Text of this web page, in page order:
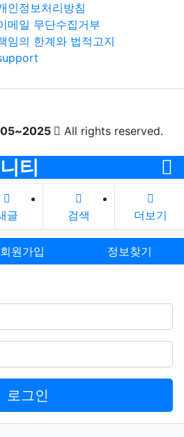
인정보처리방침
메일 무단수집거부
임의 한계와 법적고지
All rights reserved.
티
글 검색 더보기
회원가입 정보찾기
로그인